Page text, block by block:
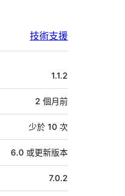
技術支援
1.1.2
2 個月前
少於 10 次
6.0 或更新版本
7.0.2